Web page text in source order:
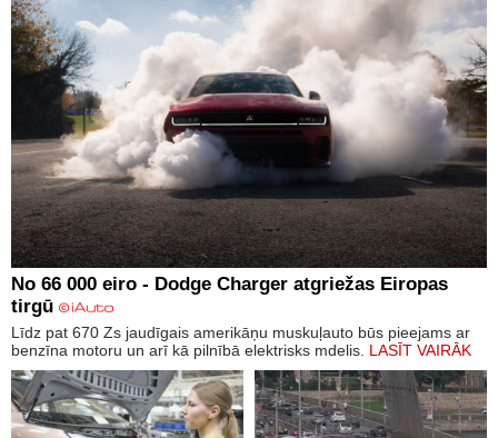
No 66 000 eiro - Dodge Charger atgriežas Eiropas
tirgū
Līdz pat 670 Zs jaudīgais amerikāņu muskuļauto būs pieejams ar
benzīna motoru un arī kā pilnībā elektrisks mdelis. LASĪT VAIRĀK